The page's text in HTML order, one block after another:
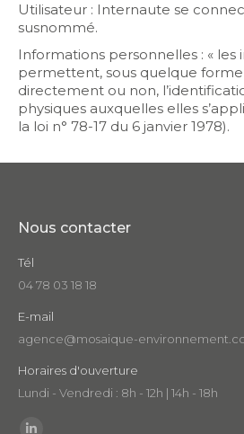
Utilisateur : Internaute se
susnommé.
Informations personnelles : « les
permettent, sous quelque
directement ou non,
physiques auxquelles elles
la loi n° 78-17 du 6 janvier 1978).
Nous contacter
Tél
04 78 03 18 18
E-mail
agence@mosaique-
Horaires d'ouverture
Lundi - Vendredi : 8h - 12h | 14h - 18h
Trouvez nous sur :